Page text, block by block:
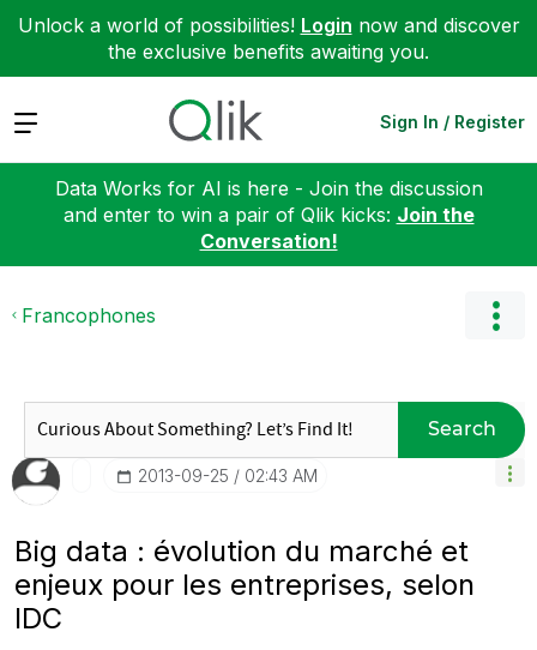
Unlock a world of possibilities! Login now and discover
the exclusive benefits awaiting you.
Expand Sign In / Register
Data Works for AI is here - Join the discussion
and enter to win a pair of Qlik kicks: Join the
Conversation!
Francophones
Search
‎2013-09-25 02:43 AM
Big data : évolution du marché et
enjeux pour les entreprises, selon
IDC